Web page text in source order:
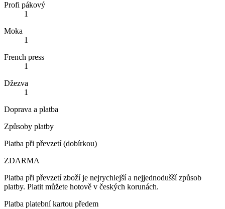
Profi pákový
1
Moka
1
French press
1
Džezva
1
Doprava a platba
Způsoby platby
Platba při převzetí (dobírkou)
ZDARMA
Platba při převzetí zboží je nejrychlejší a nejjednodušší způsob
platby. Platit můžete hotově v českých korunách.
Platba platební kartou předem